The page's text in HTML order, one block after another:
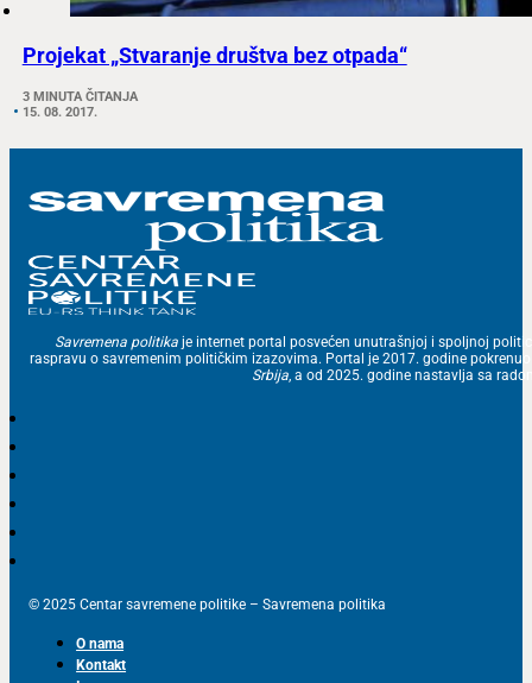
Projekat „Stvaranje društva bez otpada“
3 MINUTA ČITANJA
15. 08. 2017.
Savremena politika je internet portal posvećen unutrašnjoj i spoljnoj
raspravu o savremenim političkim izazovima. Portal je 2017. godine
Srbija, a od 2025. godine nastavlja sa
© 2025 Centar savremene politike – Savremena politika
O nama
Kontakt